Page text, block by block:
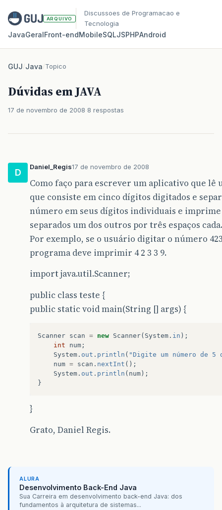
ARQUIVO
Discussoes de Programacao e
Tecnologia
JavaGeralFront‑endMobileSQLJSPHPAndroid
GUJ/Java/Topico
Dúvidas em JAVA
17 de novembro de 2008 8 respostas
D
Daniel_Regis17 de novembro de 2008
Como faço para escrever um aplicativo que lê
que consiste em cinco dígitos digitados e
número em seus dígitos individuais e
separados um dos outros por três espaços cada.
Por exemplo, se o usuário digitar o número
programa deve imprimir 4 2 3 3 9.
import java.util.Scanner;
public class teste {
public static void main(String [] args) {
Scanner scan = new Scanner( System . in );
int
num ;
System . out . println ( "Digite um número de
num = scan . nextInt ();
System . out . println ( num );
}
}
Grato, Daniel Regis.
ALURA
Desenvolvimento Back-End Java
Sua Carreira em desenvolvimento back-end Java: dos
fundamentos à arquitetura de sistemas...